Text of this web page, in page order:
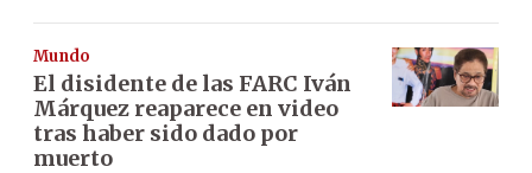
Mundo
El disidente de las FARC Iván
Márquez reaparece en video
tras haber sido dado por
muerto